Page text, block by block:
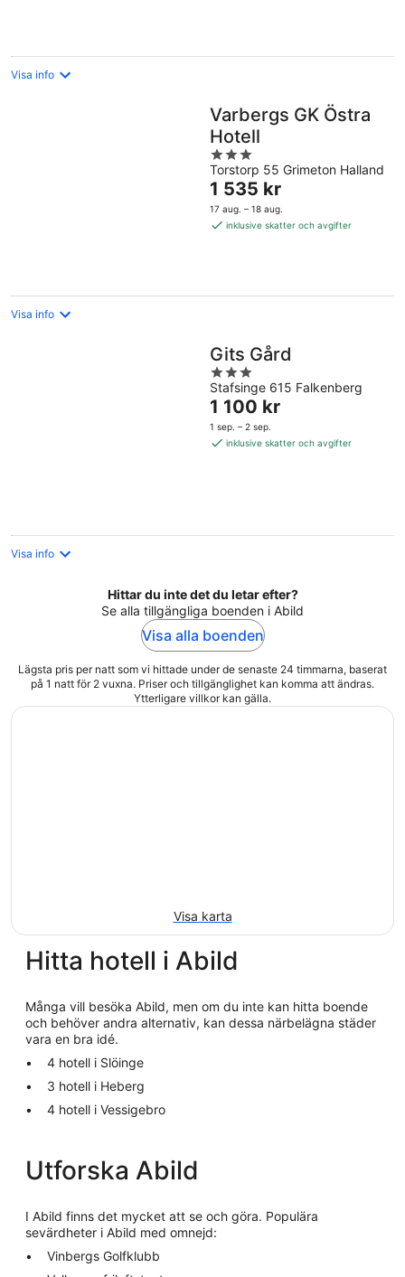
Visa info
Varbergs GK Östra
Hotell
3
out
of
5
Torstorp 55 Grimeton Halland
Priset
är
1 535 kr
1 535 kr
17 aug. – 18 aug.
inklusive skatter och avgifter
Visa info
Gits Gård
3
out
of
5
Stafsinge 615 Falkenberg
Priset
är
1 100 kr
1 100 kr
1 sep. – 2 sep.
inklusive skatter och avgifter
Visa info
Hittar du inte det du letar efter?
Se alla tillgängliga boenden i Abild
Visa alla boenden
Lägsta pris per natt som vi hittade under de senaste 24 timmarna, baserat
på 1 natt för 2 vuxna. Priser och tillgänglighet kan komma att ändras.
Ytterligare villkor kan gälla.
Visa karta
Hitta hotell i Abild
Många vill besöka Abild, men om du inte kan hitta boende
och behöver andra alternativ, kan dessa närbelägna städer
vara en bra idé.
4 hotell i Slöinge
3 hotell i Heberg
4 hotell i Vessigebro
Utforska Abild
I Abild finns det mycket att se och göra. Populära
sevärdheter i Abild med omnejd:
Vinbergs Golfklubb